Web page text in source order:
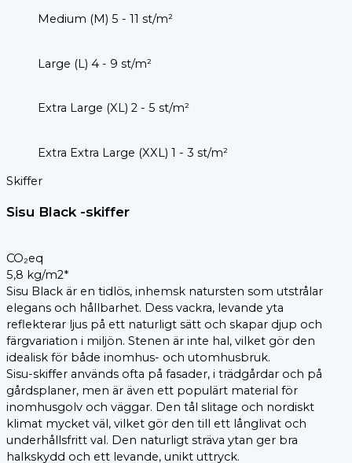
Medium (M) 5 - 11 st/m²
Large (L) 4 - 9 st/m²
Extra Large (XL) 2 - 5 st/m²
Extra Extra Large (XXL) 1 - 3 st/m²
Skiffer
Sisu Black -skiffer
CO₂eq
5,8 kg/m2*
Sisu Black är en tidlös, inhemsk natursten som utstrålar
elegans och hållbarhet. Dess vackra, levande yta
reflekterar ljus på ett naturligt sätt och skapar djup och
färgvariation i miljön. Stenen är inte hal, vilket gör den
idealisk för både inomhus- och utomhusbruk.
Sisu-skiffer används ofta på fasader, i trädgårdar och på
gårdsplaner, men är även ett populärt material för
inomhusgolv och väggar. Den tål slitage och nordiskt
klimat mycket väl, vilket gör den till ett långlivat och
underhållsfritt val. Den naturligt sträva ytan ger bra
halkskydd och ett levande, unikt uttryck.